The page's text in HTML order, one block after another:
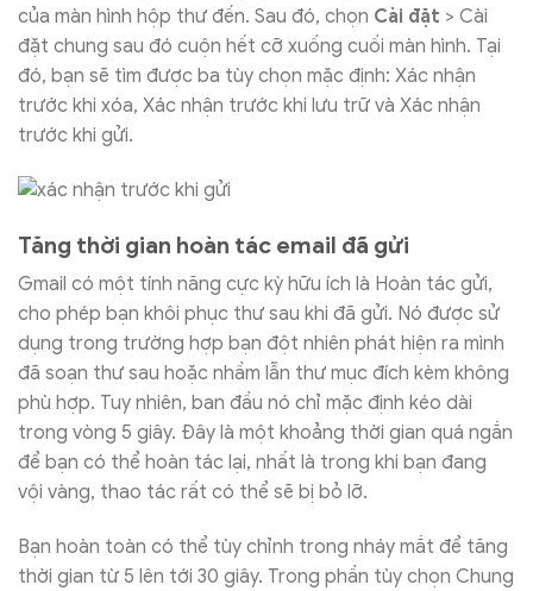
của màn hình hộp thư đến. Sau đó, chọn Cài đặt > Cài
đặt chung sau đó cuộn hết cỡ xuống cuối màn hình. Tại
đó, bạn sẽ tìm được ba tùy chọn mặc định: Xác nhận
trước khi xóa, Xác nhận trước khi lưu trữ và Xác nhận
trước khi gửi.
Tăng thời gian hoàn tác email đã gửi
Gmail có một tính năng cực kỳ hữu ích là Hoàn tác gửi,
cho phép bạn khôi phục thư sau khi đã gửi. Nó được sử
dụng trong trường hợp bạn đột nhiên phát hiện ra mình
đã soạn thư sau hoặc nhầm lẫn thư mục đích kèm không
phù hợp. Tuy nhiên, ban đầu nó chỉ mặc định kéo dài
trong vòng 5 giây. Đây là một khoảng thời gian quá ngắn
để bạn có thể hoàn tác lại, nhất là trong khi bạn đang
vội vàng, thao tác rất có thể sẽ bị bỏ lỡ.
Bạn hoàn toàn có thể tùy chỉnh trong nháy mắt để tăng
thời gian từ 5 lên tới 30 giây. Trong phần tùy chọn Chung